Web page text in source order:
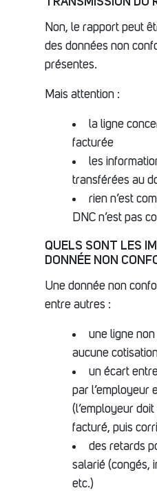
Non, le rapport peut
des données non
présentes.
Mais attention :
la ligne
facturée
les
transférées au
rien n’est
DNC n’est pas
QUELS SONT LES
DONNÉE NON
Une donnée non
entre autres :
une ligne
aucune
un écart
par l’employeur
(l’employeur
facturé, puis
des retards
salarié (congés,
etc.)